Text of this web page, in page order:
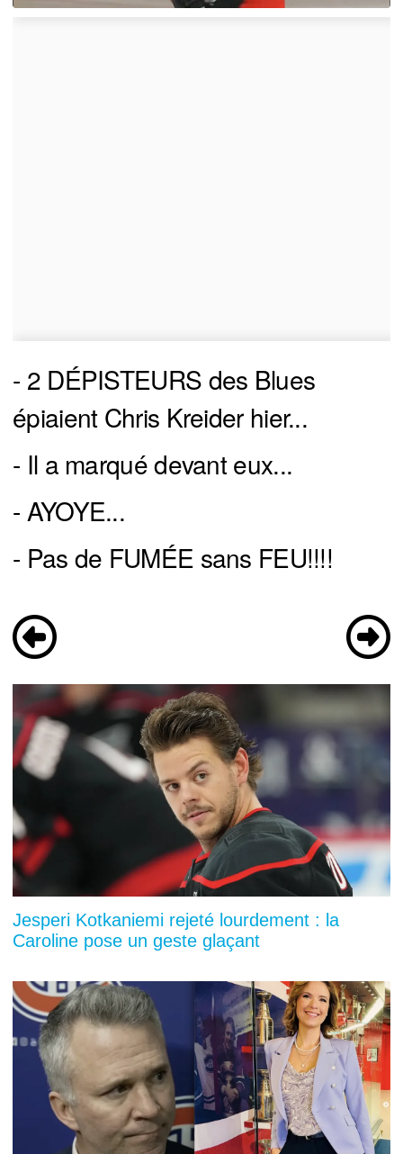
- 2 DÉPISTEURS des Blues
épiaient Chris Kreider hier...
- Il a marqué devant eux...
- AYOYE...
- Pas de FUMÉE sans FEU!!!!
Jesperi Kotkaniemi rejeté lourdement : la
Caroline pose un geste glaçant